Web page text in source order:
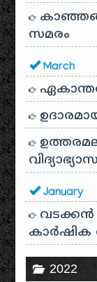
സമരം
March
January
വടക്കൻ
കാർഷിക
2022